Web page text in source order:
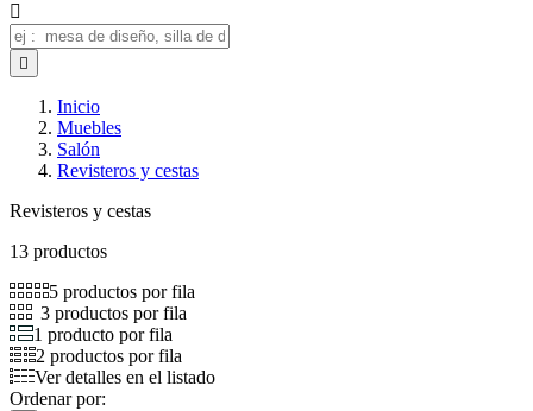


Inicio
Muebles
Salón
Revisteros y cestas
Revisteros y cestas
13 productos
5 productos por fila
3 productos por fila
1 producto por fila
2 productos por fila
Ver detalles en el listado
Ordenar por: